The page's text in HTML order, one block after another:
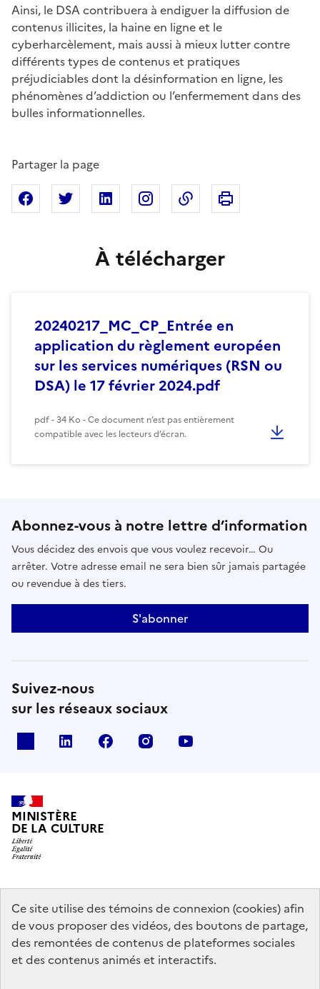
Ce site utilise des témoins de connexion (cookies) afin
de vous proposer des vidéos, des boutons de partage,
des remontées de contenus de plateformes sociales
et des contenus animés et interactifs.
Ainsi, le DSA contribuera à endiguer la diffusion de
contenus illicites, la haine en ligne et le
cyberharcèlement, mais aussi à mieux lutter contre
différents types de contenus et pratiques
préjudiciables dont la désinformation en ligne, les
phénomènes d’addiction ou l’enfermement dans des
bulles informationnelles.
Partager la page
Partager sur Facebook
Partager sur XPartager sur Linkedin
Partager sur Instagram
Copier dans le
Imprimer cette
À télécharger
20240217_MC_CP_Entrée en
application du règlement européen
sur les services numériques (RSN ou
DSA) le 17 février 2024.pdf
pdf - 34 Ko - Ce document n’est pas entièrement
compatible avec les lecteurs d’écran.
Abonnez-vous à notre lettre d’information
Vous décidez des envois que vous voulez recevoir… Ou
arrêter. Votre adresse email ne sera bien sûr jamais partagée
ou revendue à des tiers.
S'abonner
Suivez-nous
sur les réseaux sociaux
linkedin facebook instagram
MINISTÈRE
DE LA CULTURE
data.gouv.fr legifrance.gouv.fr
info.gouv.fr
service-public.gouv.fr